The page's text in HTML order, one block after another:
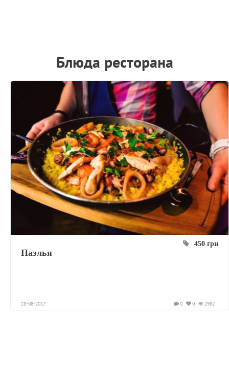
Блюда ресторана
450 грн
Паэлья
28-08-2017 2982
0
0